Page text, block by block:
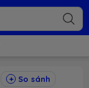
So sánh